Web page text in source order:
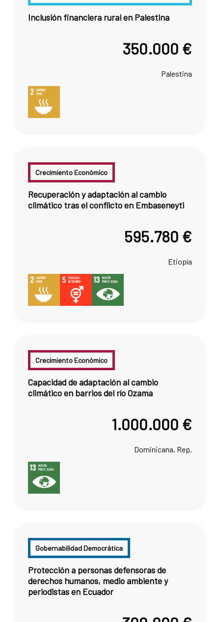
Inclusión financiera rural en Palestina
350.000 €
Palestina
Crecimiento Económico
Recuperación y adaptación al cambio
climático tras el conflicto en Embaseneyti
595.780 €
Etiopía
Crecimiento Económico
Capacidad de adaptación al cambio
climático en barrios del río Ozama
1.000.000 €
Dominicana, Rep.
Gobernabilidad Democrática
Protección a personas defensoras de
derechos humanos, medio ambiente y
periodistas en Ecuador